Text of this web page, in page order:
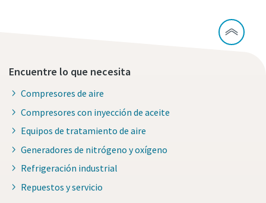
Encuentre lo que necesita
Compresores de aire
Compresores con inyección de aceite
Equipos de tratamiento de aire
Generadores de nitrógeno y oxígeno
Refrigeración industrial
Repuestos y servicio